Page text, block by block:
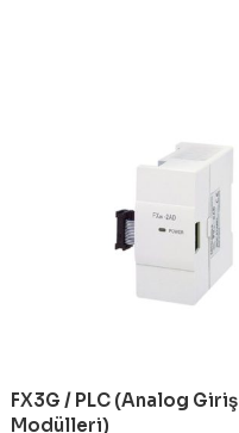
FX3G / PLC (Analog Giriş
Modülleri)